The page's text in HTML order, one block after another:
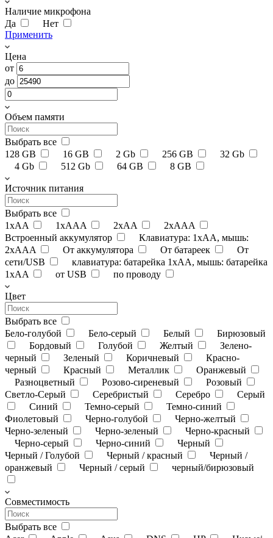
Наличие микрофона
Да
Нет
Применить
Цена
от
до
Объем памяти
Выбрать все
128 GB
16 GB 2 Gb 256 GB
32 Gb
4 Gb
512 Gb 64 GB 8 GB
Источник питания
Выбрать все
1xAA
1xAAA 2xAA
2xAAA
Встроенный аккумулятор
Клавиатура: 1xAA, мышь:
2xAAA
От аккумулятора От батареек
От
сети/USB
клавиатура: батарейка 1xAA, мышь: батарейка
1xAA
от USB по проводу
Цвет
Выбрать все
Бело-голубой
Бело-серый Белый
Бирюзовый
Бордовый
Голубой Желтый
Зелено-
черный
Зеленый Коричневый
Красно-
черный
Красный Металлик
Оранжевый
Разноцветный
Розово-сиреневый
Розовый
Светло-Серый
Серебристый Серебро
Серый
Синий
Темно-серый
Темно-синий
Фиолетовый
Черно-голубой
Черно-желтый
Черно-зеленый
Черно-зеленый
Черно-красный
Черно-серый
Черно-синий
Черный
Черный / Голубой
Черный / красный
Черный /
оранжевый
Черный / серый черный/бирюзовый
Совместимость
Выбрать все